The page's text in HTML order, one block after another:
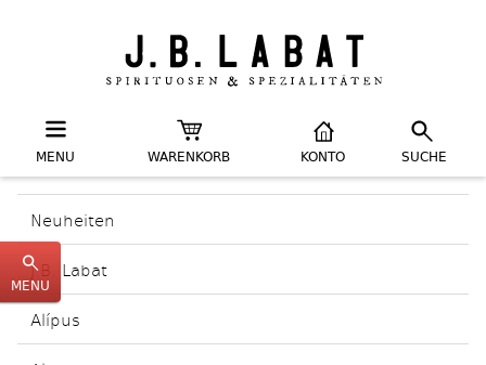
MENU WARENKORB KONTO SUCHE
Neuheiten
J.B. Labat
Alípus
MENU